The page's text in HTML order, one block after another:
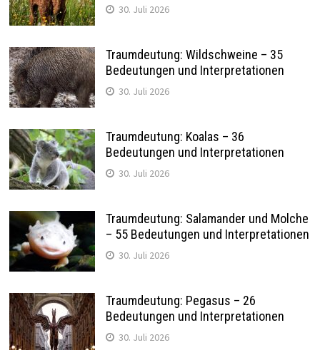
30. Juli 2026
Traumdeutung: Wildschweine – 35
Bedeutungen und Interpretationen
30. Juli 2026
Traumdeutung: Koalas – 36
Bedeutungen und Interpretationen
30. Juli 2026
Traumdeutung: Salamander und Molche
– 55 Bedeutungen und Interpretationen
30. Juli 2026
Traumdeutung: Pegasus – 26
Bedeutungen und Interpretationen
30. Juli 2026